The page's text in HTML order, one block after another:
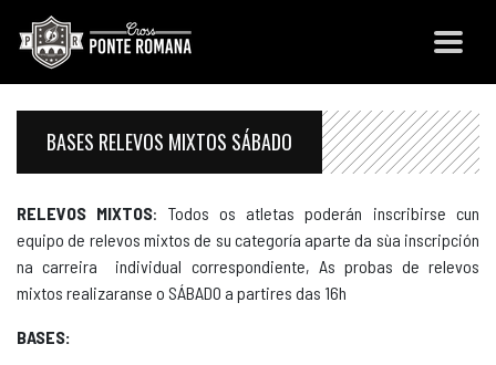
BASES RELEVOS MIXTOS SÁBADO
RELEVOS MIXTOS: Todos os atletas poderán inscribirse cun
equipo de relevos mixtos de su categoría aparte da sùa inscripción
na carreira individual correspondiente, As probas de relevos
mixtos realizaranse o SÁBADO a partires das 16h
BASES: